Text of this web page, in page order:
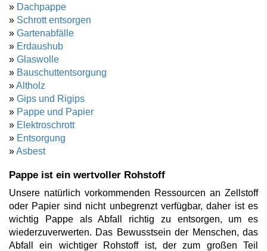
» Dachpappe
» Schrott entsorgen
» Gartenabfälle
» Erdaushub
» Glaswolle
» Bauschuttentsorgung
»Altholz
» Gips und Rigips
» Pappe und Papier
» Elektroschrott
» Entsorgung
»Asbest
Pappe ist ein wertvoller Rohstoff
Unsere natürlich vorkommenden Ressourcen an Zellstoff
oder Papier sind nicht unbegrenzt verfügbar, daher ist es
wichtig Pappe als Abfall richtig zu entsorgen, um es
wiederzuverwerten. Das Bewusstsein der Menschen, das
Abfall ein wichtiger Rohstoff ist, der zum großen Teil